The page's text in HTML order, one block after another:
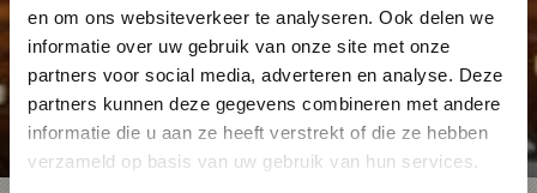
en om ons websiteverkeer te analyseren. Ook delen we
informatie over uw gebruik van onze site met onze
partners voor social media, adverteren en analyse. Deze
partners kunnen deze gegevens combineren met andere
informatie die u aan ze heeft verstrekt of die ze hebben
verzameld op basis van uw gebruik van hun services.